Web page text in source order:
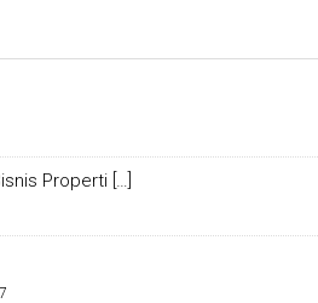
Properti […]